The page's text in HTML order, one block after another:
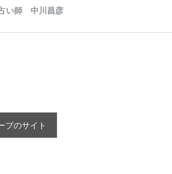
ブのサイト